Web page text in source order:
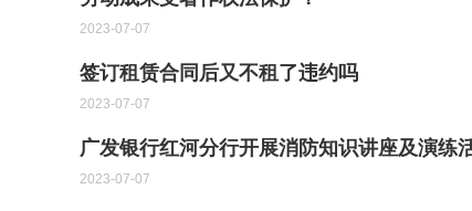
2023-07-07
签订租赁合同后又不租了违约吗
2023-07-07
广发银行红河分行开展消防知识讲座及演练
2023-07-07